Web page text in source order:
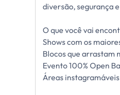
diversão, segurança
O que você vai
Shows com os
Blocos que arrastam
Evento 100% Open
Áreas